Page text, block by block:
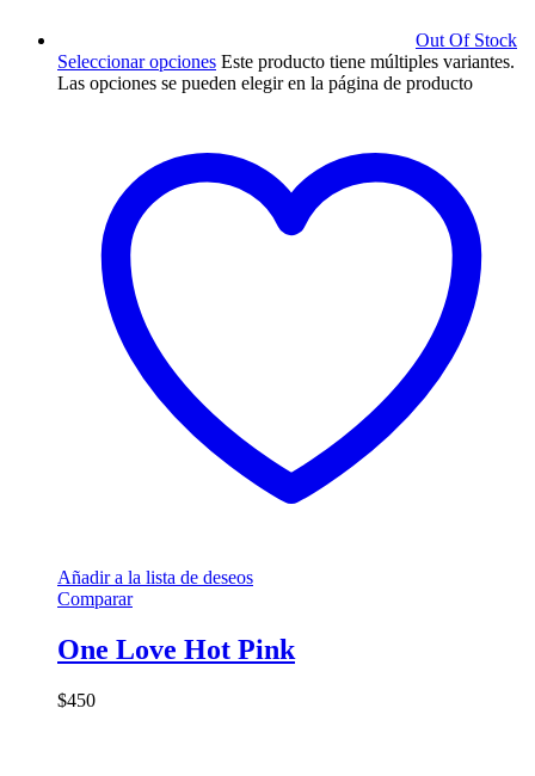
Out Of Stock
Seleccionar opciones Este producto tiene múltiples variantes.
Las opciones se pueden elegir en la página de producto
Añadir a la lista de deseos
Comparar
One Love Hot Pink
$450